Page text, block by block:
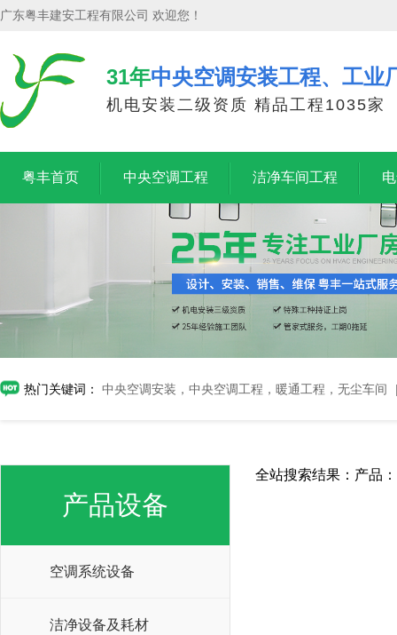
广东粤丰建安工程有限公司 欢迎您！
31年中央空调安装工程、工业
机电安装二级资质 精品工程1035家
粤丰首页 中央空调工程 洁净车间工程
热门关键词： 中央空调安装，中央空调工程，暖通工程，无尘车间
产品设备
空调系统设备
洁净设备及耗材
全站搜索结果：产品